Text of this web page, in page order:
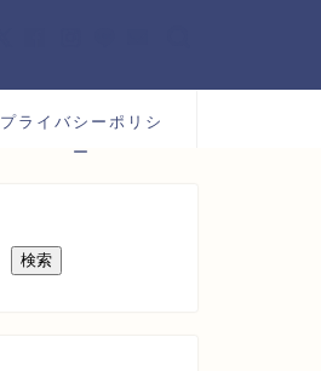
プライバシーポリシ
ー
検索